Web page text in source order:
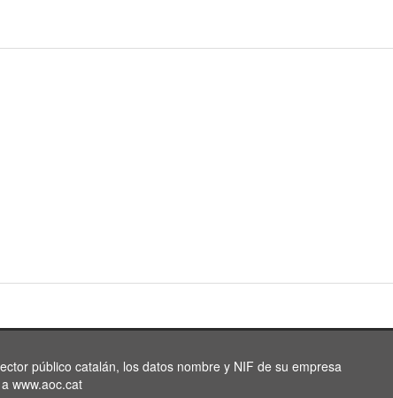
público catalán, los datos nombre y NIF de su empresa
www.aoc.cat